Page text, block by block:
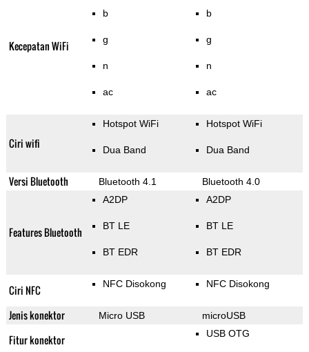
Kecepatan WiFi
b
g
n
ac
b
g
n
ac
Ciri wifi
Hotspot WiFi
Dua Band
Hotspot WiFi
Dua Band
Versi Bluetooth Bluetooth 4.1 Bluetooth 4.0
Features Bluetooth
A2DP
BT LE
BT EDR
A2DP
BT LE
BT EDR
Ciri NFC NFC Disokong NFC Disokong
Jenis konektor Micro USB microUSB
Fitur konektor USB OTG